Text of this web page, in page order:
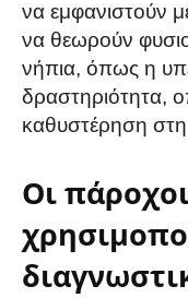
να εμφανιστούν
να θεωρούν
νήπια, όπως η
δραστηριότητα,
καθυστέρηση
Οι